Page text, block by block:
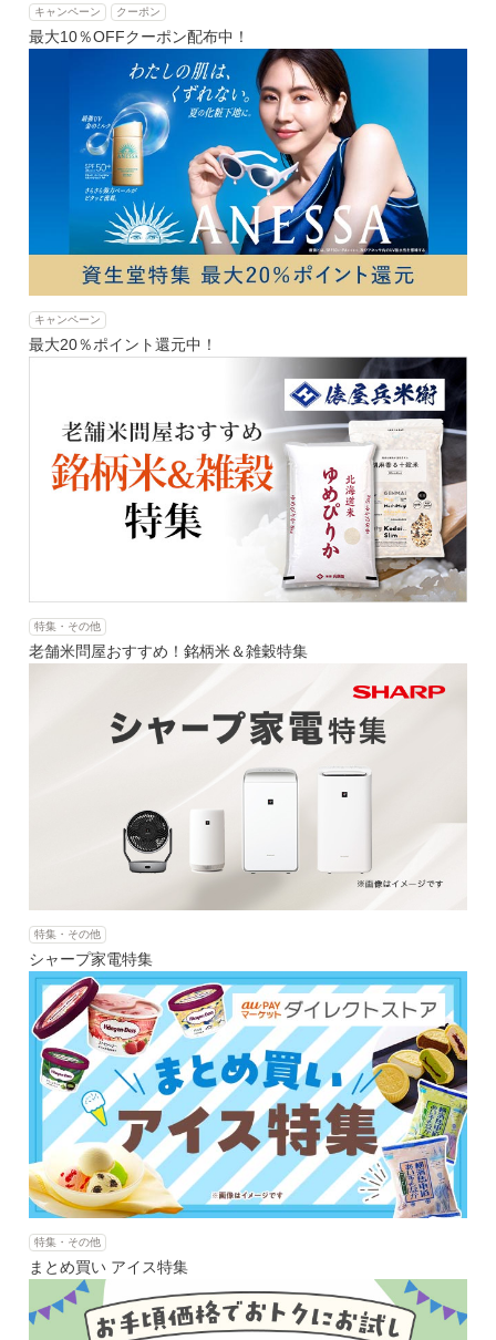
キャンペーン クーポン
最大10％OFFクーポン配布中！
キャンペーン
最大20％ポイント還元中！
特集・その他
老舗米問屋おすすめ！銘柄米＆雑穀特集
特集・その他
シャープ家電特集
特集・その他
まとめ買い アイス特集